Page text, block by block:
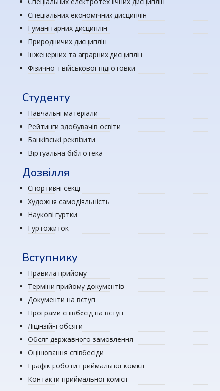
Спеціальних економічних дисциплін
Гуманітарних дисциплін
Природничих дисциплін
Інженерних та аграрних дисциплін
Фізичної і військової підготовки
Студенту
Навчальні матеріали
Рейтинги здобувачів освіти
Банківські реквізити
Віртуальна бібліотека
Дозвілля
Спортивні секції
Художня самодіяльність
Наукові гуртки
Гуртожиток
Вступнику
Правила прийому
Терміни прийому документів
Документи на вступ
Програми співбесід на вступ
Ліцінзійні обсяги
Обсяг державного замовлення
Оцінювання співбесіди
Графік роботи приймальної комісії
Контакти приймальної комісії